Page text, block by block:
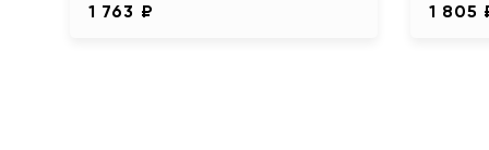
1 763 ₽ 1 805